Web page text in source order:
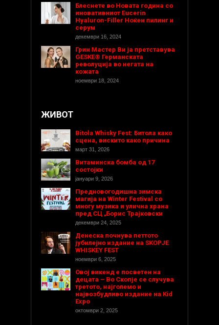
Блеснете во Новата година со
иновативниот Eucerin
Hyaluron-Filler Ноќен пилинг и
серум
декември 16, 2024
Грин Мастер Ви ја претставува
GESKE® Германската
револуција во негата на
кожата
ноември 18, 2024
ЖИВОТ
Bitola Whisky Fest: Битола како
сцена, вискито како причина
март 31, 2026
Витаминска бомба од 17
состојки
јануари 9, 2026
Предновогодишнa зимска
магија на Winter Festival со
многу музика и улична храна
пред СЦ „Борис Трајковски
декември 24, 2025
Денеска почнува петтото
јубилејно издание на SKOPJE
WHISKEY FEST
ноември 6, 2025
Овој викенд е посветен на
децата – Во Скопје се случува
третото, најголемо и
највозбудливо издание на Kid
Expo
октомври 2, 2025